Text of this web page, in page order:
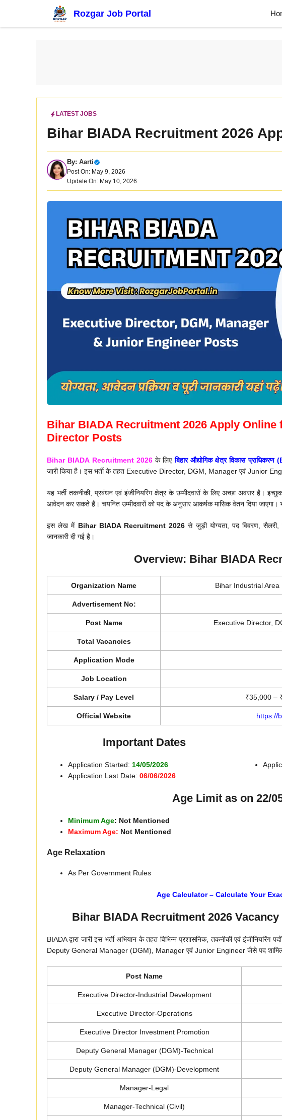
content
Rozgar Job Portal
LATEST JOBS
Bihar BIADA Recruitment 2026
By: Aarti
Post On: May 9, 2026
Update On: May 10, 2026
Bihar BIADA Recruitment 2026 Apply
Director Posts
Bihar BIADA Recruitment 2026के लिएबिहार औद्योगिक क्षेत्र विकास प्राधिकरण
जारी किया है। इस भर्ती के तहत Executive Director, DGM, Manager एवं Junior
यह भर्ती तकनीकी, प्रबंधन एवं इंजीनियरिंग क्षेत्र के उम्मीदवारों के लिए अच्छा अवसर है।
आवेदन कर सकते हैं। चयनित उम्मीदवारों को पद के अनुसार आकर्षक मासिक वेतन दिया जाएगा।
इस लेख में Bihar BIADA Recruitment 2026 से जुड़ी योग्यता, पद विवरण, सैलरी,
जानकारी दी गई है।
Overview: Bihar BIADA
Organization Name Bihar Industrial
Advertisement No:
Post Name Executive Director,
Total Vacancies
Application Mode
Job Location
Salary / Pay Level ₹35,000 –
Official Website https://
Important Dates
Application Started: 14/05/2026
Application Last Date: 06/06/2026
Age Limit as on 22/
Minimum Age: Not Mentioned
Maximum Age: Not Mentioned
Age Relaxation
As Per Government Rules
Age Calculator – Calculate Your
Bihar BIADA Recruitment 2026
BIADA द्वारा जारी इस भर्ती अभियान के तहत विभिन्न प्रशासनिक, तकनीकी एवं
Deputy General Manager (DGM), Manager एवं Junior Engineer जैसे पद शामिल
Post Name
Executive Director-Industrial Development
Executive Director-Operations
Executive Director Investment Promotion
Deputy General Manager (DGM)-Technical
Deputy General Manager (DGM)-Development
Manager-Legal
Manager-Technical (Civil)